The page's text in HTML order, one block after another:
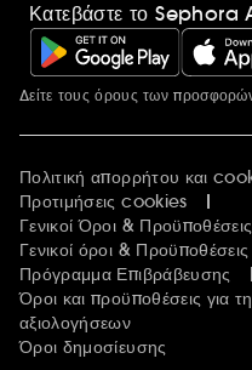
Κατεβάστε το Sephora
Περισσότερες
Δείτε τους όρους των
Πολιτική απορρήτου και
Προτιμήσεις cookies
Γενικοί Όροι &
Γενικοί όροι &
Πρόγραμμα Επιβράβευσης
Όροι και προϋποθέσεις για
αξιολογήσεων
Όροι δημοσίευσης